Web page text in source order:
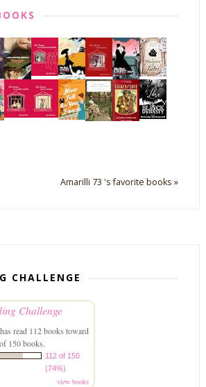
Amarilli 73 's favorite books »
CHALLENGE
Challenge
read 112 books toward
150 books.
112 of 150
(74%)
view books